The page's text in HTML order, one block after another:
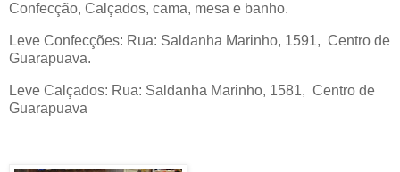
Confecção, Calçados, cama, mesa e banho.
Leve Confecções: Rua: Saldanha Marinho, 1591, Centro de
Guarapuava.
Leve Calçados: Rua: Saldanha Marinho, 1581, Centro de
Guarapuava